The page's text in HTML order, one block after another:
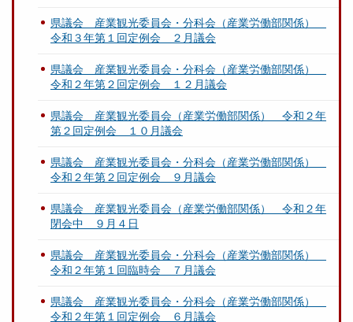
県議会 産業観光委員会・分科会（産業労働部関係）
令和３年第１回定例会 ２月議会
県議会 産業観光委員会・分科会（産業労働部関係）
令和２年第２回定例会 １２月議会
県議会 産業観光委員会（産業労働部関係） 令和２年
第２回定例会 １０月議会
県議会 産業観光委員会・分科会（産業労働部関係）
令和２年第２回定例会 ９月議会
県議会 産業観光委員会（産業労働部関係） 令和２年
閉会中 ９月４日
県議会 産業観光委員会・分科会（産業労働部関係）
令和２年第１回臨時会 ７月議会
県議会 産業観光委員会・分科会（産業労働部関係）
令和２年第１回定例会 ６月議会